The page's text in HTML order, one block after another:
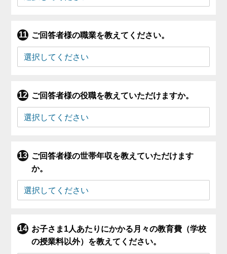
ご回答者様の職業を教えてください。
ご回答者様の役職を教えていただけますか。
ご回答者様の世帯年収を教えていただけます
か。
お子さま1人あたりにかかる月々の教育費（学校
の授業料以外）を教えてください。